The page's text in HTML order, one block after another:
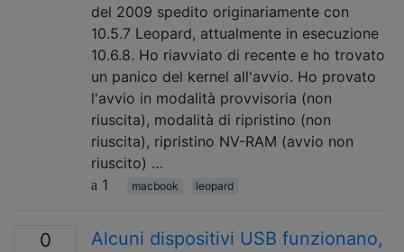
del 2009 spedito originariamente con
10.5.7 Leopard, attualmente in esecuzione
10.6.8. Ho riavviato di recente e ho trovato
un panico del kernel all'avvio. Ho provato
l'avvio in modalità provvisoria (non
riuscita), modalità di ripristino (non
riuscita), ripristino NV-RAM (avvio non
riuscito) …
1
macbook leopard
0
Alcuni dispositivi USB funzionano,